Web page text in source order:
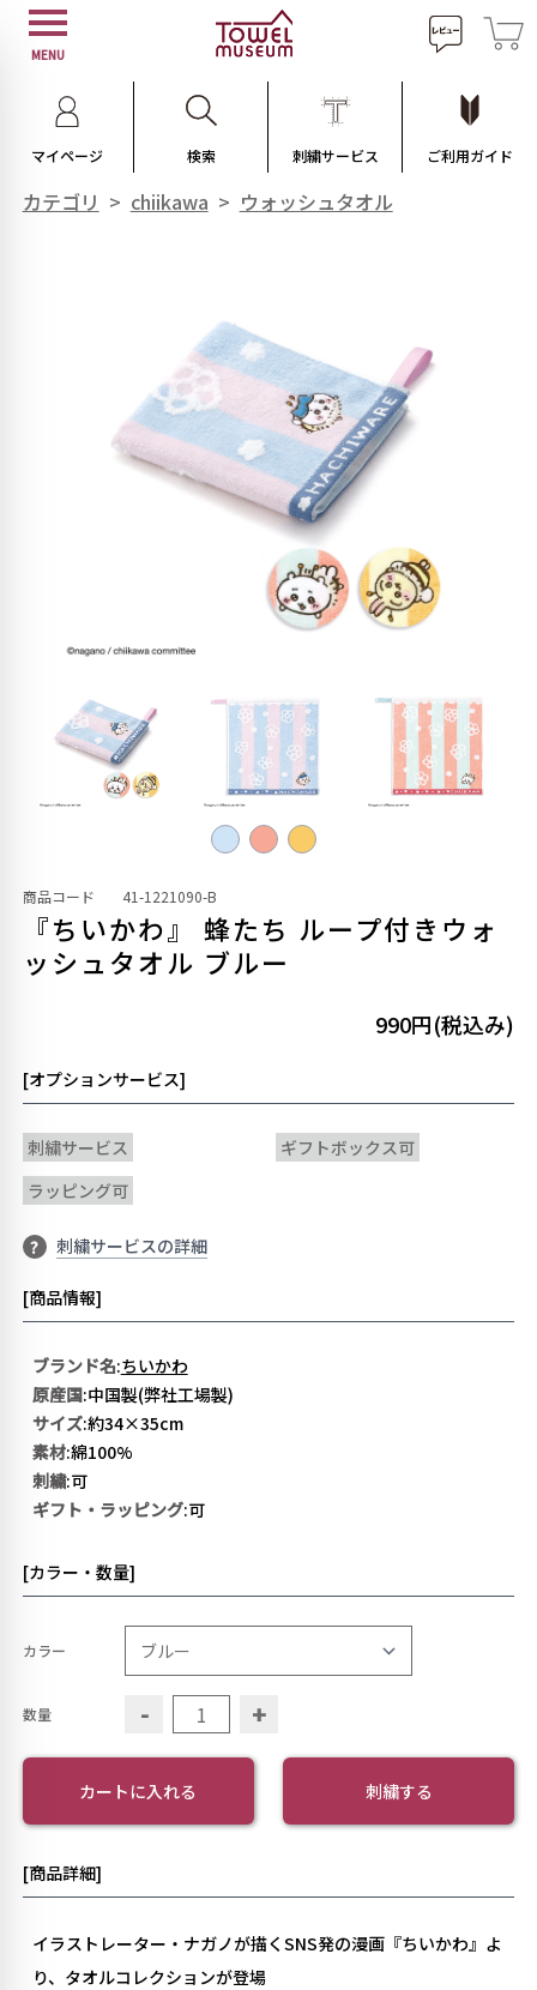
MENU
マイページ 検索 刺繍サービス ご利用ガイド
カテゴリ > chiikawa > ウォッシュタオル
商品コード 41-1221090-B
『ちいかわ』 蜂たち ループ付きウォ
ッシュタオル ブルー
990円(税込み)
[オプションサービス]
刺繍サービス
ギフトボックス可
ラッピング可
? 刺繍サービスの詳細
[商品情報]
ブランド名:ちいかわ
原産国:中国製(弊社工場製)
サイズ:約34×35cm
素材:綿100%
刺繍:可
ギフト・ラッピング:可
[カラー・数量]
カラー
数量 - +
カートに入れる 刺繍する
[商品詳細]
イラストレーター・ナガノが描くSNS発の漫画『ちいかわ』よ
り、タオルコレクションが登場